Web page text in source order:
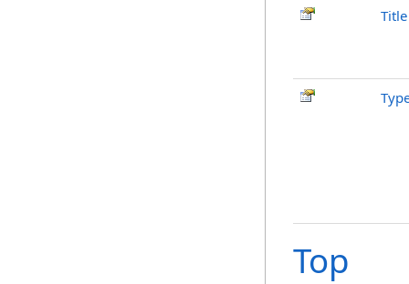
Title
Top